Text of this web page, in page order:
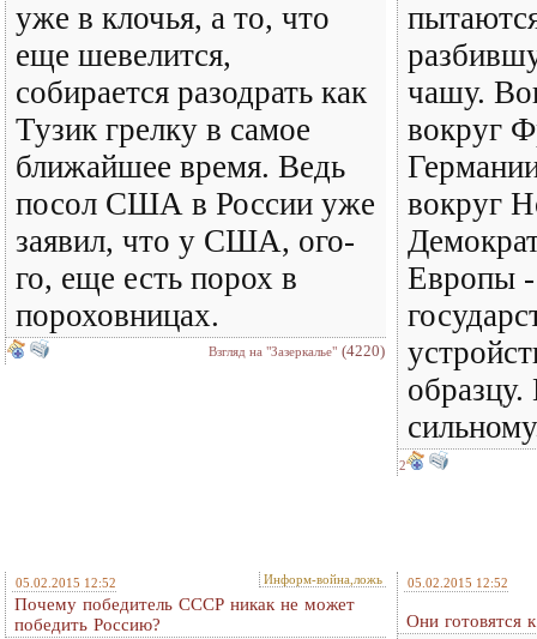
уже в клочья, а то, что
еще шевелится,
собирается разодрать как
Тузик грелку в самое
ближайшее время. Ведь
посол США в России уже
заявил, что у США, ого-
го, еще есть порох в
пороховницах.
Взгляд на "Зазеркалье" (4220)
чашу.
вокруг
вокруг
Европы -
2
05.02.2015 12:52 Информ-война,ложь
Почему победитель СССР никак не может
победить Россию?
05.02.2015 12:52
Они готовятся